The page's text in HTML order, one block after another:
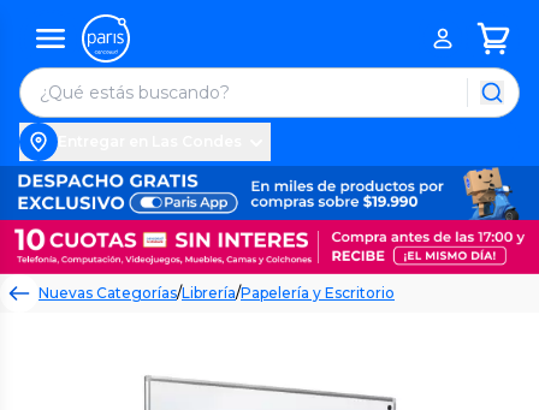
Nuevas Categorías/Librería/Papelería y Escritorio